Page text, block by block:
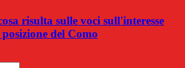
risulta sulle voci sull'interesse
del Como